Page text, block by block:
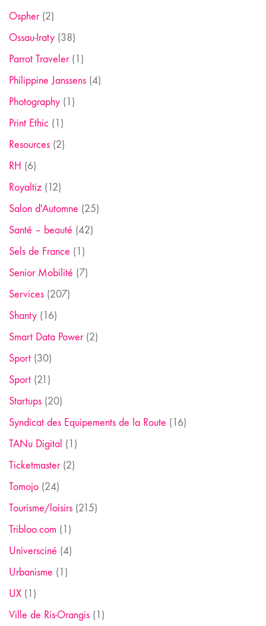
Ospher(2)
Ossau-Iraty (38)
Parrot Traveler(1)
Philippine Janssens (4)
Photography (1)
Print Ethic (1)
Resources (2)
RH (6)
Royaltiz (12)
Salon d'Automne (25)
Santé – beauté (42)
Sels de France (1)
Senior Mobilité (7)
Services (207)
Shanty (16)
Smart Data Power(2)
Sport (30)
Sport (21)
Startups (20)
Syndicat des Equipements de la Route (16)
TANu Digital (1)
Ticketmaster(2)
Tomojo (24)
Tourisme/loisirs (215)
Tribloo.com (1)
Universciné (4)
Urbanisme (1)
UX (1)
Ville de Ris-Orangis (1)